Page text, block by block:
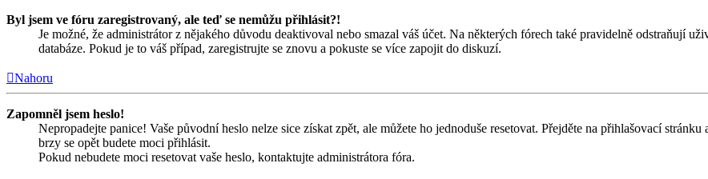
Byl jsem ve fóru zaregistrovaný, ale teď se nemůžu přihlásit?!
Je možné, že administrátor z nějakého důvodu deaktivoval nebo smazal váš účet. Na některých fórech také pravidelně odstraňují
databáze. Pokud je to váš případ, zaregistrujte se znovu a pokuste se více zapojit do diskuzí.
Nahoru
Zapomněl jsem heslo!
Nepropadejte panice! Vaše původní heslo nelze sice získat zpět, ale můžete ho jednoduše resetovat. Přejděte na přihlašovací stránku
brzy se opět budete moci přihlásit.
Pokud nebudete moci resetovat vaše heslo, kontaktujte administrátora fóra.